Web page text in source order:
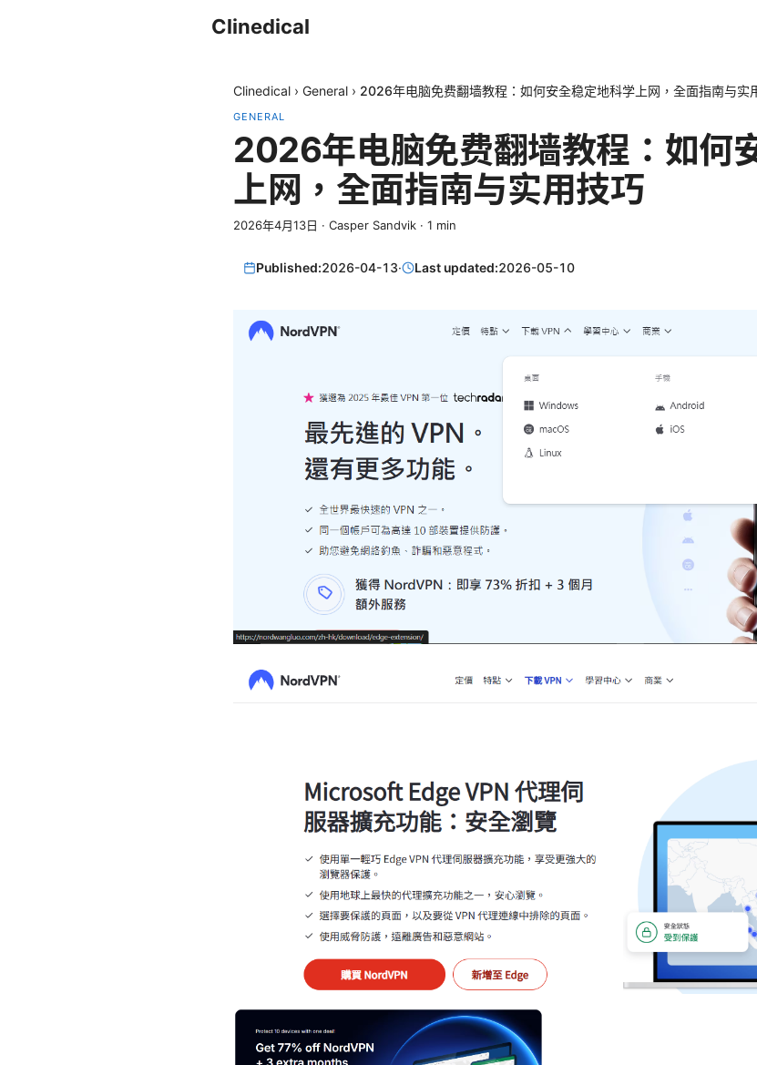
Clinedical
Clinedical › General › 2026年电脑免费翻墙教程：如何安全稳定地科学上网，全面指南与实
GENERAL
2026年电脑免费翻墙教程：如何
上网，全面指南与实用技巧
2026年4月13日 · Casper Sandvik · 1 min
Published:2026-04-13· Last updated:2026-05-10